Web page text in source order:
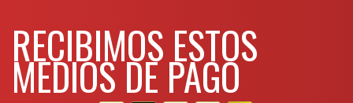
RECIBIMOS ESTOS
MEDIOS DE PAGO